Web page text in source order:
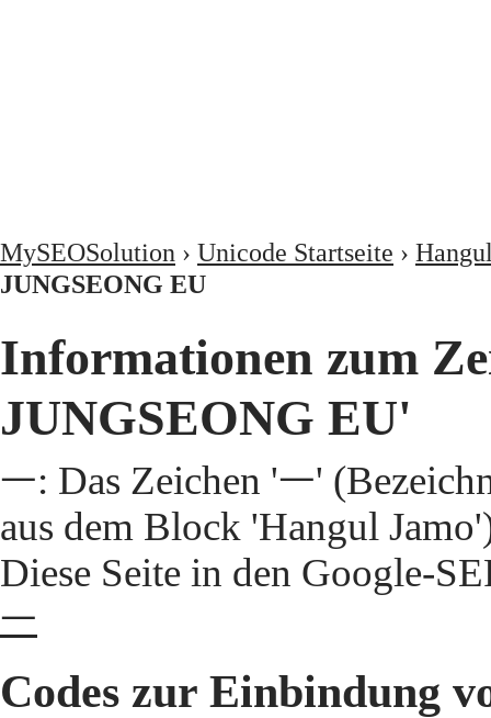
MySEOSolution › Unicode Startseite ›
JUNGSEONG EU
Informationen zum
JUNGSEONG EU'
ᅳ: Das Zeichen 'ᅳ'
aus dem Block 'Hangul
Diese Seite in den Google-
ᅳ
Codes zur Einbindung